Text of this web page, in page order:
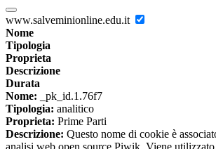
www.salveminionline.edu.it
Nome
Tipologia
Proprieta
Descrizione
Durata
Nome: _pk_id.1.76f7
Tipologia: analitico
Proprieta: Prime Parti
Descrizione: Questo nome di cookie è
analisi web open source Piwik. Viene utilizzato